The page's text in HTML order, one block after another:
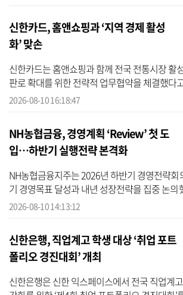
신한카드, 홈앤쇼핑과 ‘지역 경제 활성
화’ 맞손
신한카드는 홈앤쇼핑과 함께 전국 전통시장 활
판로 확대를 위한 전략적 업무협약을 체결했다
카드에 따르면 지난 7일 서울 강서구 홈앤쇼핑
2026-08-10 16:18:47
NH농협금융, 경영계획 ‘Review’ 첫 도
입…하반기 실행전략 본격화
NH농협금융지주는 2026년 하반기 경영전략회
기 경영목표 달성과 내년 성장전략을 집중 논의
NH농협금융에 따르면 이번 회의에서는 NH농협
2026-08-10 14:13:12
신한은행, 직업계고 학생 대상 ‘취업 포트
폴리오 경진대회’ 개최
신한은행은 신한 익스페이스에서 전국 직업계